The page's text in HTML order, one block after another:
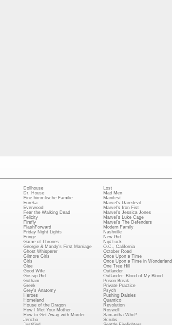
Dollhouse
Dr. House
Eine himmlische Familie
Eureka
Everwood
Fear the Walking Dead
Felicity
Firefly
FlashForward
Friday Night Lights
Fringe
Game of Thrones
Georgie & Mandy's First Marriage
Ghost Whisperer
Gilmore Girls
Girls
Glee
Good Wife
Gossip Girl
Gotham
Greek
Grey's Anatomy
Heroes
Homeland
House of the Dragon
How I Met Your Mother
How to Get Away with Murder
Jericho
Lost
Mad Men
Manifest
Marvel's Daredevil
Marvel's Iron Fist
Marvel's Jessica Jones
Marvel's Luke Cage
Marvel's The Defenders
Modern Family
Nashville
New Girl
Nip/Tuck
O.C., California
October Road
Once Upon a Time
Once Upon a Time in Wonderland
One Tree Hill
Outlander
Outlander: Blood of My Blood
Prison Break
Private Practice
Psych
Pushing Daisies
Quantico
Revolution
Roswell
Samantha Who?
Scrubs